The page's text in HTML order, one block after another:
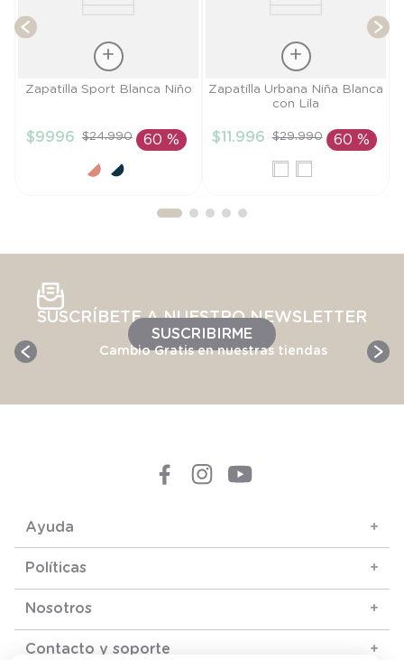
Talla
AÑADIR AL
CARRITO
Zapatilla Sport Blanca Niño
$9996 $24.990 60 %
Talla
AÑADIR AL
CARRITO
Zapatilla Urbana Niña Blanca
con Lila
$11 .996 $29.990 60 %
SUSCRÍBETE A NUESTRO NEWSLETTER
SUSCRIBIRME
Cambio Gratis en nuestras tiendas
Ayuda +
Políticas +
Nosotros +
Contacto y soporte +